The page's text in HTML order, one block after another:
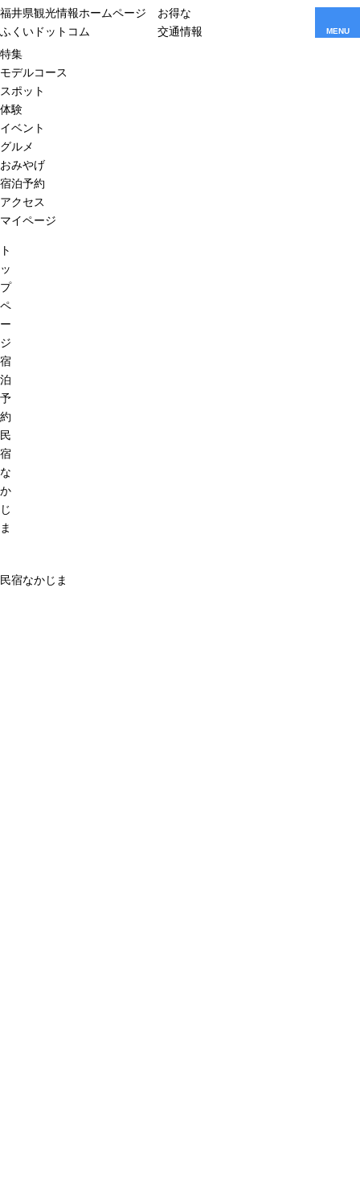
福井県観光情報ホームページ
ふくいドットコム
お得な
交通情報
MENU
特集
モデルコース
スポット
体験
イベント
グルメ
おみやげ
宿泊予約
アクセス
マイページ
ト
ッ
プ
ペ
ー
ジ
宿
泊
予
約
民
宿
な
か
じ
ま
民宿なかじま